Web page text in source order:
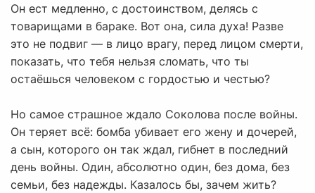
Он ест медленно, с достоинством, делясь с
товарищами в бараке. Вот она, сила духа! Разве
это не подвиг — в лицо врагу, перед лицом смерти,
показать, что тебя нельзя сломать, что ты
остаёшься человеком с гордостью и честью?
Но самое страшное ждало Соколова после войны.
Он теряет всё: бомба убивает его жену и дочерей,
а сын, которого он так ждал, гибнет в последний
день войны. Один, абсолютно один, без дома, без
семьи, без надежды. Казалось бы, зачем жить?